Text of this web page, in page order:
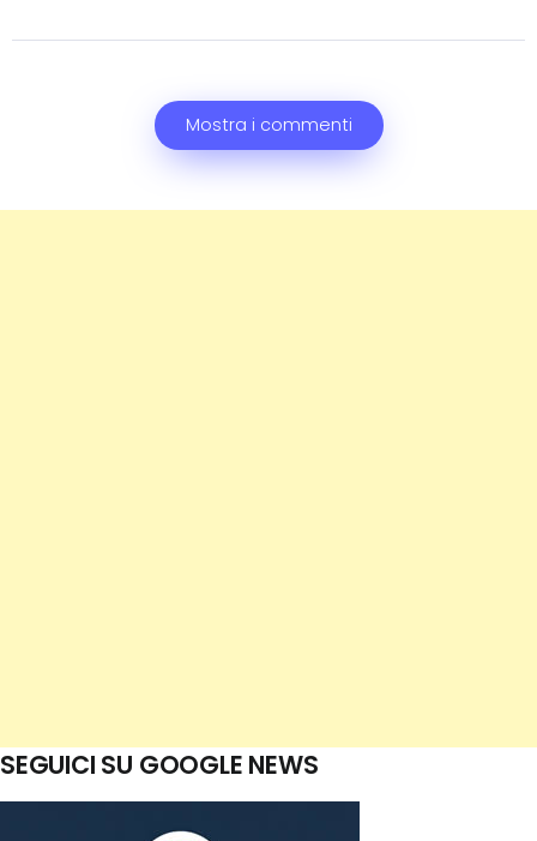
Mostra i commenti
SEGUICI SU GOOGLE NEWS